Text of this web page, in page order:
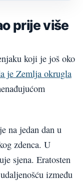
prije više
koji je još oko
je Zemlja okrugla
na jedan dan u
zdenca. U
sjena. Eratosten
između